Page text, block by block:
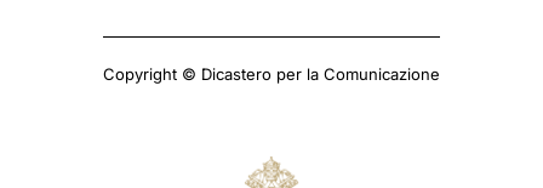
Copyright © Dicastero per la Comunicazione